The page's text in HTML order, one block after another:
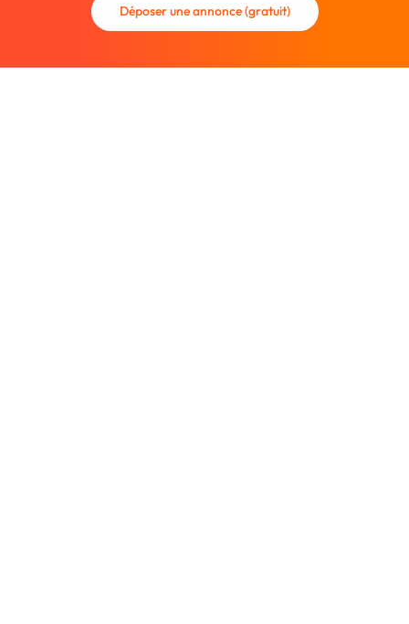
Déposer une annonce (gratuit)